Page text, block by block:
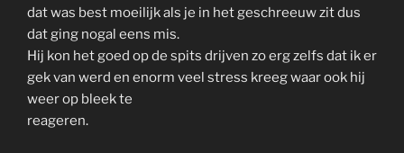
dat was best moeilijk als je in het geschreeuw zit dus
dat ging nogal eens mis.
Hij kon het goed op de spits drijven zo erg zelfs dat ik er
gek van werd en enorm veel stress kreeg waar ook hij
weer op bleek te
reageren.